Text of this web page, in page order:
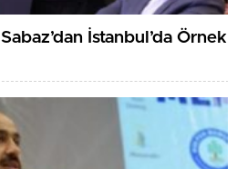
İstanbul’da Örnek